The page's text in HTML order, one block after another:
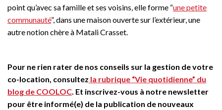
point qu’avec sa famille et ses voisins, elle forme “une petite
communauté”, dans une maison ouverte sur l’extérieur, une
autre notion chère à Matali Crasset.
Pour ne rien rater de nos conseils sur la gestion de votre
co-location, consultez la rubrique “Vie quotidienne” du
blog de COOLOC. Et inscrivez-vous à notre newsletter
pour être informé(e) de la publication de nouveaux